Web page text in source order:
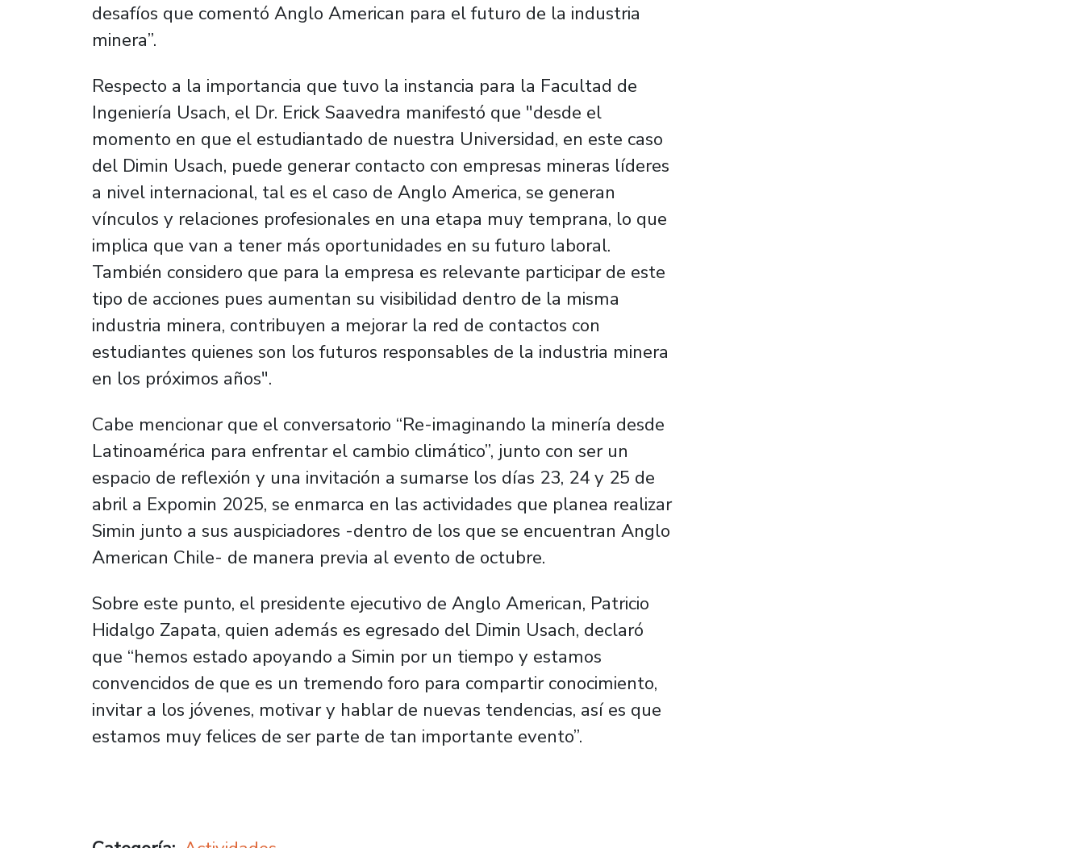
desafíos que comentó Anglo American para el futuro de la industria
minera”.
Respecto a la importancia que tuvo la instancia para la Facultad de
Ingeniería Usach, el Dr. Erick Saavedra manifestó que "desde el
momento en que el estudiantado de nuestra Universidad, en este caso
del Dimin Usach, puede generar contacto con empresas mineras líderes
a nivel internacional, tal es el caso de Anglo America, se generan
vínculos y relaciones profesionales en una etapa muy temprana, lo que
implica que van a tener más oportunidades en su futuro laboral.
También considero que para la empresa es relevante participar de este
tipo de acciones pues aumentan su visibilidad dentro de la misma
industria minera, contribuyen a mejorar la red de contactos con
estudiantes quienes son los futuros responsables de la industria minera
en los próximos años".
Cabe mencionar que el conversatorio “Re-imaginando la minería desde
Latinoamérica para enfrentar el cambio climático”, junto con ser un
espacio de reflexión y una invitación a sumarse los días 23, 24 y 25 de
abril a Expomin 2025, se enmarca en las actividades que planea realizar
Simin junto a sus auspiciadores -dentro de los que se encuentran Anglo
American Chile- de manera previa al evento de octubre.
Sobre este punto, el presidente ejecutivo de Anglo American, Patricio
Hidalgo Zapata, quien además es egresado del Dimin Usach, declaró
que “hemos estado apoyando a Simin por un tiempo y estamos
convencidos de que es un tremendo foro para compartir conocimiento,
invitar a los jóvenes, motivar y hablar de nuevas tendencias, así es que
estamos muy felices de ser parte de tan importante evento”.